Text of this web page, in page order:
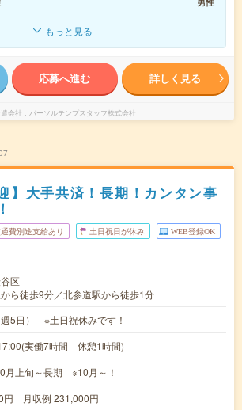
もっと見る
応募へ進む 詳しく見る
会社 パーソルテンプスタッフ株式会社
】大手共済！長期！カンタン事
費別途支給あり 土日祝日が休み WEB登録OK
区
ら徒歩9分／北参道駅から徒歩1分
5日） ※土日祝休みです！
実働7時間 休憩1時間)
月上旬～長期 ※10月～！
円 月収例 231,000円